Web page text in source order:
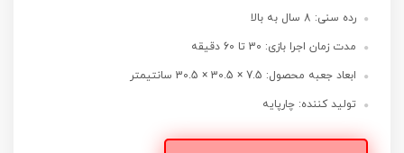
رده سنی: 8 سال به بالا
مدت زمان اجرا بازی: 30 تا 60 دقیقه
ابعاد جعبه محصول: 7.5 × 30.5 × 30.5 سانتیمتر
تولید کننده: چارپایه